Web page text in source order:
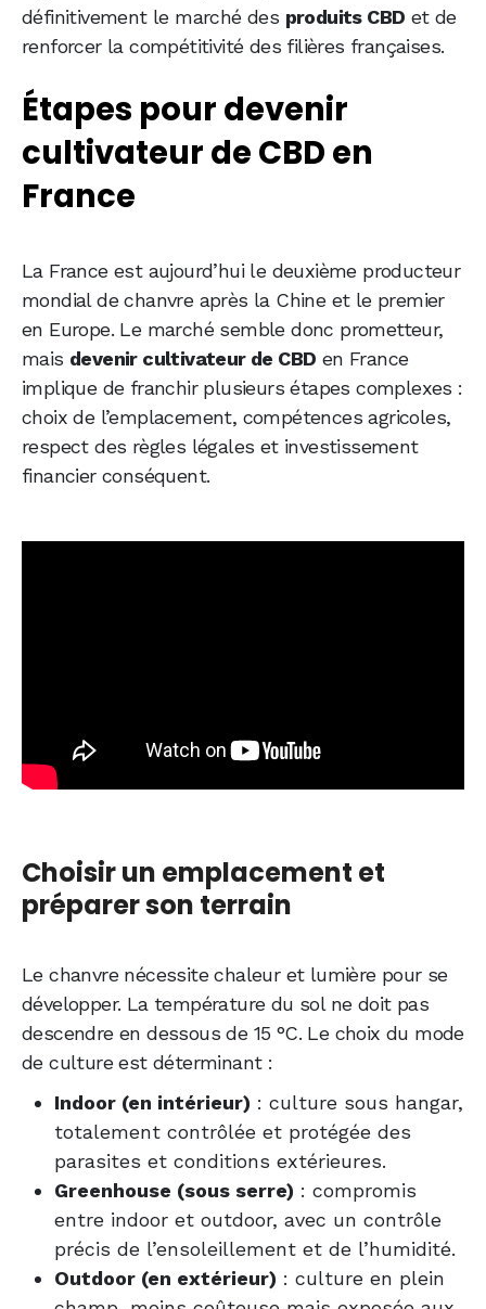
définitivement le marché des produits CBD et de
renforcer la compétitivité des filières françaises.
Étapes pour devenir
cultivateur de CBD en
France
La France est aujourd’hui le deuxième producteur
mondial de chanvre après la Chine et le premier
en Europe. Le marché semble donc prometteur,
mais devenir cultivateur de CBD en France
implique de franchir plusieurs étapes complexes :
choix de l’emplacement, compétences agricoles,
respect des règles légales et investissement
financier conséquent.
Choisir un emplacement et
préparer son terrain
Le chanvre nécessite chaleur et lumière pour se
développer. La température du sol ne doit pas
descendre en dessous de 15 °C. Le choix du mode
de culture est déterminant :
Indoor (en intérieur) : culture sous hangar,
totalement contrôlée et protégée des
parasites et conditions extérieures.
Greenhouse (sous serre) : compromis
entre indoor et outdoor, avec un contrôle
précis de l’ensoleillement et de l’humidité.
Outdoor (en extérieur) : culture en plein